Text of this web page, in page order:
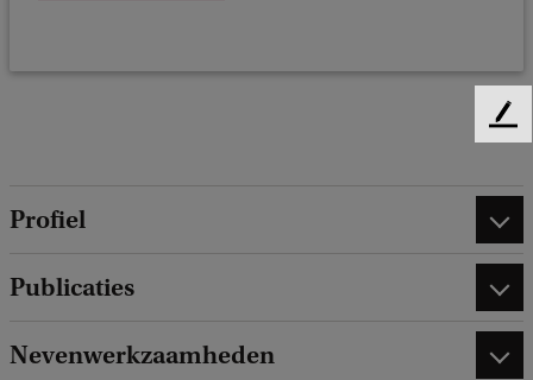
Profiel
Publicaties
Nevenwerkzaamheden
F
b
c
k